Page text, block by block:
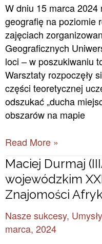
W dniu 15 marca 2024
geografię na poziomie
zajęciach
Geograficznych
loci – w poszukiwaniu
Warsztaty rozpoczęły
części teoretycznej
odszukać „ducha
obszarów na mapie
Read More »
Maciej Durmaj
wojewódzkim
Znajomości
Nasze sukcesy,
marca, 2024
Maciej
Durmaj
(IIIA)
w
etapie
wojewódzkim